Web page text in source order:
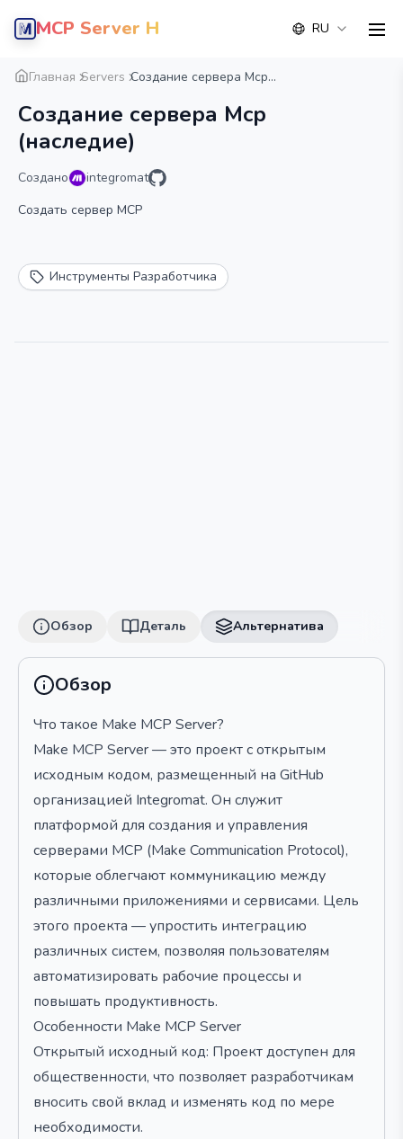
MCP Server Hub RU
Главная Servers Создание сервера Mcp...
Создание сервера Mcp
(наследие)
Создано
integromat
Создать сервер MCP
Инструменты Разработчика
Обзор Деталь Альтернатива
Обзор Деталь Альтернатива
Обзор
Что такое Make MCP Server?
Make MCP Server — это проект с открытым
исходным кодом, размещенный на GitHub
организацией Integromat. Он служит
платформой для создания и управления
серверами MCP (Make Communication Protocol),
которые облегчают коммуникацию между
различными приложениями и сервисами. Цель
этого проекта — упростить интеграцию
различных систем, позволяя пользователям
автоматизировать рабочие процессы и
повышать продуктивность.
Особенности Make MCP Server
Открытый исходный код: Проект доступен для
общественности, что позволяет разработчикам
вносить свой вклад и изменять код по мере
необходимости.